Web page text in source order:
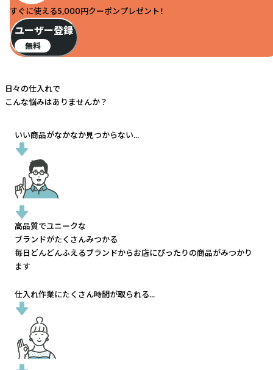
すぐに使える5,000円クーポンプレゼント！
ユーザー登録
無料
日々の仕入れで
こんな悩みはありませんか？
いい商品がなかなか見つからない...
高品質でユニークな
ブランドがたくさんみつかる
毎日どんどんふえるブランドからお店にぴったりの商品がみつかり
ます
仕入れ作業にたくさん時間が取られる...